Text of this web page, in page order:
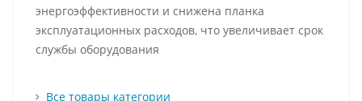
энергоэффективности и снижена планка
эксплуатационных расходов, что увеличивает срок
службы оборудования
Все товары категории